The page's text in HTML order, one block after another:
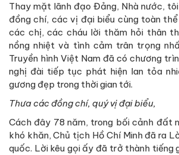
Thay mặt lãnh đạo Đảng, Nhà nước,
đồng chí, các vị đại biểu cùng toàn
các chị, các cháu lời thăm hỏi thân
nồng nhiệt và tình cảm trân trọng
Truyền hình Việt Nam đã có chương
nghị đài tiếp tục phát hiện lan tỏa
gương đẹp trong thời gian tới.
Thưa các đồng chí, quý vị đại biểu,
Cách đây 78 năm, trong bối cảnh đất
khó khăn, Chủ tịch Hồ Chí Minh đã ra
quốc. Lời kêu gọi ấy đã trở thành tiếng